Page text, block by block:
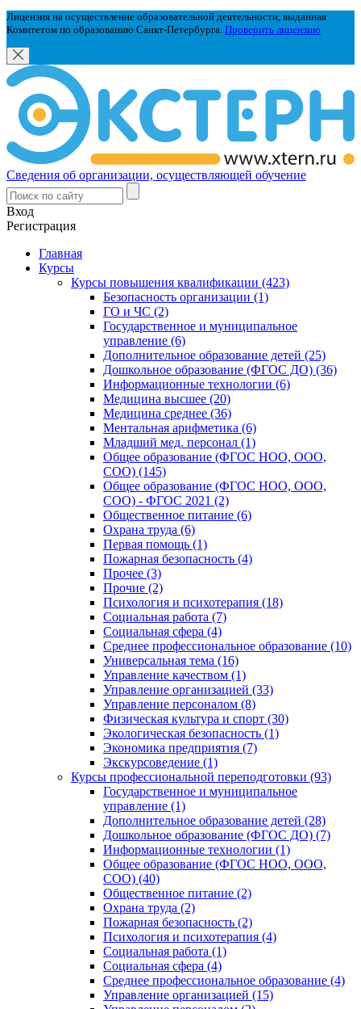
Лицензия на осуществление образовательной деятельности, выданная
Комитетом по образованию Санкт-Петербурга. Проверить лицензию
Сведения об организации, осуществляющей обучение
Вход
Регистрация
Главная
Курсы
Курсы повышения квалификации (423)
Безопасность организации (1)
ГО и ЧС (2)
Государственное и муниципальное
управление (6)
Дополнительное образование детей (25)
Дошкольное образование (ФГОС ДО) (36)
Информационные технологии (6)
Медицина высшее (20)
Медицина среднее (36)
Ментальная арифметика (6)
Младший мед. персонал (1)
Общее образование (ФГОС НОО, ООО,
СОО) (145)
Общее образование (ФГОС НОО, ООО,
СОО) - ФГОС 2021 (2)
Общественное питание (6)
Охрана труда (6)
Первая помощь (1)
Пожарная безопасность (4)
Прочее (3)
Прочие (2)
Психология и психотерапия (18)
Социальная работа (7)
Социальная сфера (4)
Среднее профессиональное образование (10)
Универсальная тема (16)
Управление качеством (1)
Управление организацией (33)
Управление персоналом (8)
Физическая культура и спорт (30)
Экологическая безопасность (1)
Экономика предприятия (7)
Экскурсоведение (1)
Курсы профессиональной переподготовки (93)
Государственное и муниципальное
управление (1)
Дополнительное образование детей (28)
Дошкольное образование (ФГОС ДО) (7)
Информационные технологии (1)
Общее образование (ФГОС НОО, ООО,
СОО) (40)
Общественное питание (2)
Охрана труда (2)
Пожарная безопасность (2)
Психология и психотерапия (4)
Социальная работа (1)
Социальная сфера (4)
Среднее профессиональное образование (4)
Управление организацией (15)